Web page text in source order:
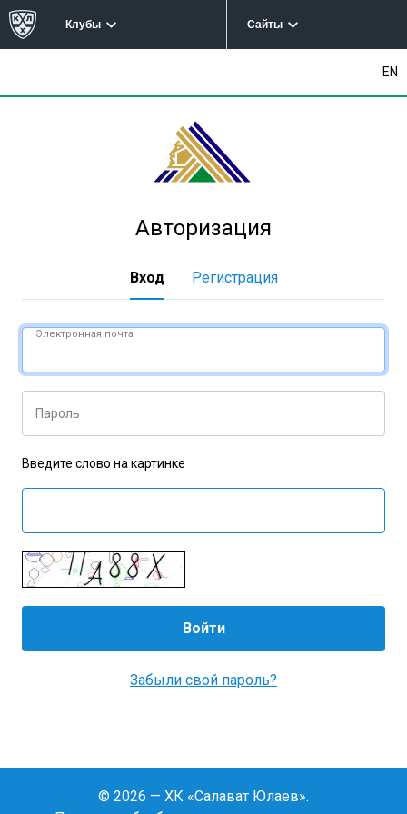
Клубы Сайты
EN
Авторизация
Вход Регистрация
Электронная почта
Пароль
Введите слово на картинке
Забыли свой пароль?
© 2026 — ХК «Салават Юлаев».